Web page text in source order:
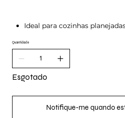
Ideal para cozinhas
Quantidade
Esgotado
Notifique-me quando